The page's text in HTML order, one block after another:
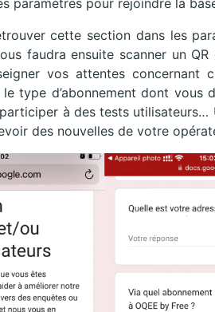
paramètres pour rejoindre la
cette section dans les
faudra ensuite scanner un
vos attentes concernant
type d’abonnement dont
à des tests utilisateurs…
des nouvelles de votre